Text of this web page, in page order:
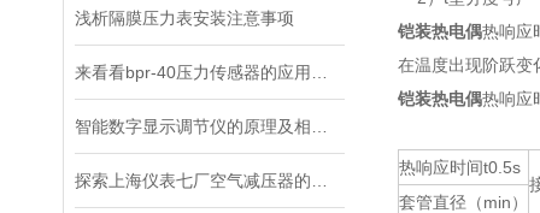
浅析隔膜压力表安装注意事项
铠装热电偶热响应
在温度出现阶跃变
铠装热电偶热响应
热响应时间t0.5s
套管直径（min）